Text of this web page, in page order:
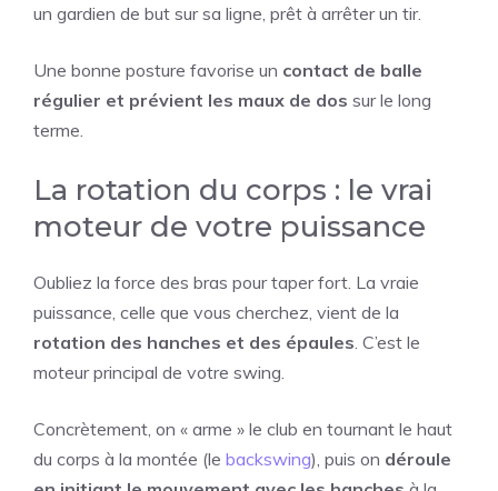
un gardien de but sur sa ligne, prêt à arrêter un tir.
Une bonne posture favorise un contact de balle
régulier et prévient les maux de dos sur le long
terme.
La rotation du corps : le vrai
moteur de votre puissance
Oubliez la force des bras pour taper fort. La vraie
puissance, celle que vous cherchez, vient de la
rotation des hanches et des épaules . C’est le
moteur principal de votre swing.
Concrètement, on « arme » le club en tournant le haut
du corps à la montée (le backswing), puis on déroule